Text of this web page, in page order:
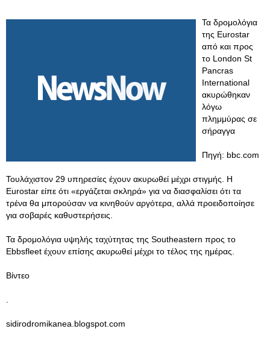
Τα δρομολόγια
της Eurostar
από και προς
το London St
Pancras
International
ακυρώθηκαν
λόγω
πλημμύρας σε
σήραγγα
Πηγή: bbc.com
Τουλάχιστον 29 υπηρεσίες έχουν ακυρωθεί μέχρι στιγμής. Η
Eurostar είπε ότι «εργάζεται σκληρά» για να διασφαλίσει ότι τα
τρένα θα μπορούσαν να κινηθούν αργότερα, αλλά προειδοποίησε
για σοβαρές καθυστερήσεις.
Τα δρομολόγια υψηλής ταχύτητας της Southeastern προς το
Ebbsfleet έχουν επίσης ακυρωθεί μέχρι το τέλος της ημέρας.
Βίντεο
sidirodromikanea.blogspot.com